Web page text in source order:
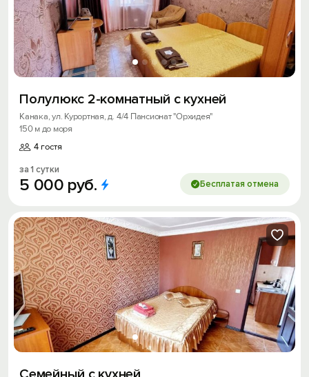
Полулюкс 2-комнатный с кухней
Канака, ул. Курортная, д. 4/4 Пансионат "Орхидея"
150 м до моря
4 гостя
за 1 сутки
5 000 руб. Бесплатая отмена